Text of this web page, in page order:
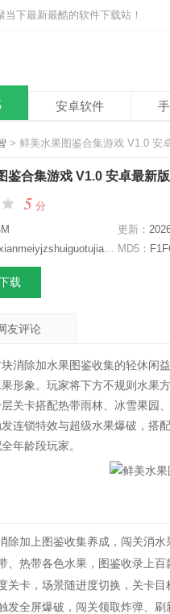
当下最新最酷的软件下载站！
安卓软件
> 鲜美水果图鉴合集游戏 V1.0 安
鉴合集游戏 V1.0 安卓最新版
5 分
更新：
MD5：
载
友评论
消除加水果图鉴收集的轻休闲
形象。玩家将下方不规则水果
关卡搭配热带雨林、冰雪果园
连锁特效与超级水果爆破，搭
年龄段玩家。
加上图鉴收集养成，闯关消水
热带各色水果，图鉴收录上百
卡，场景随进度切换，关卡目
全屏爆破，闯关领取炸弹、刷